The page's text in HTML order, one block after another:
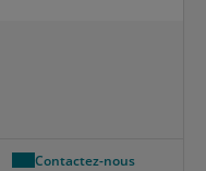
Contactez-nous